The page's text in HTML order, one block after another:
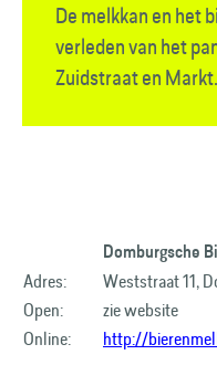
De melkkan en het
verleden van het
Zuidstraat en Markt.
Domburgsche
Adres:
Weststraat 11,
Open:
zie website
Online:
http://